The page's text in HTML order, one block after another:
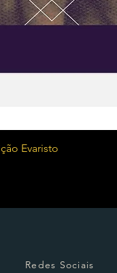
Evaristo
Redes Sociais